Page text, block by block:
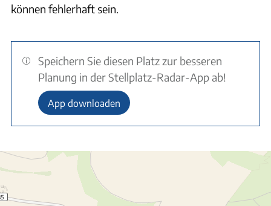
können fehlerhaft sein.
Speichern Sie diesen Platz zur besseren
Planung in der Stellplatz-Radar-App ab!
App downloaden